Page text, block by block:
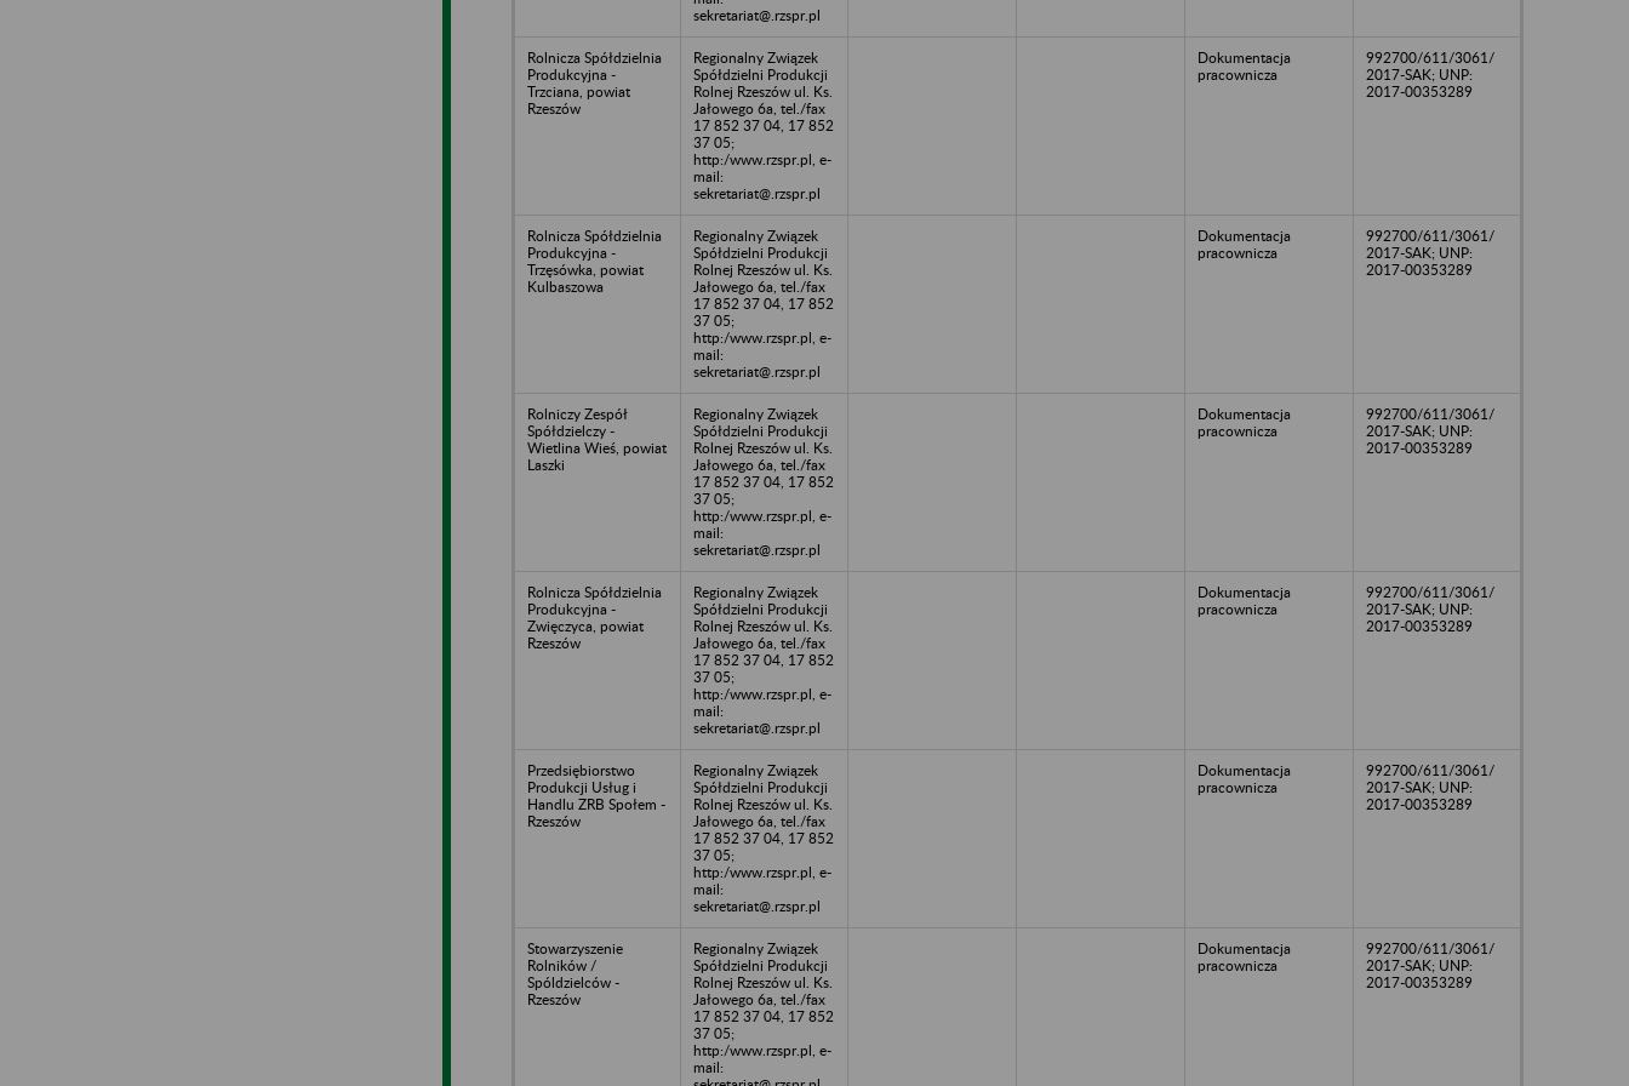
sekretariat@.rzspr.pl
Rolnicza Spółdzielnia
Produkcyjna -
Trzciana, powiat
Rzeszów
Regionalny Związek
Spółdzielni Produkcji
Rolnej Rzeszów ul. Ks.
Jałowego 6a, tel./fax
17 852 37 04, 17 852
37 05;
http:/www.rzspr.pl, e-
mail:
sekretariat@.rzspr.pl
Dokumentacja
pracownicza
992700/611/3061/
2017-SAK; UNP:
2017-00353289
Rolnicza Spółdzielnia
Produkcyjna -
Trzęsówka, powiat
Kulbaszowa
Regionalny Związek
Spółdzielni Produkcji
Rolnej Rzeszów ul. Ks.
Jałowego 6a, tel./fax
17 852 37 04, 17 852
37 05;
http:/www.rzspr.pl, e-
mail:
sekretariat@.rzspr.pl
Dokumentacja
pracownicza
992700/611/3061/
2017-SAK; UNP:
2017-00353289
Rolniczy Zespół
Spółdzielczy -
Wietlina Wieś, powiat
Laszki
Regionalny Związek
Spółdzielni Produkcji
Rolnej Rzeszów ul. Ks.
Jałowego 6a, tel./fax
17 852 37 04, 17 852
37 05;
http:/www.rzspr.pl, e-
mail:
sekretariat@.rzspr.pl
Dokumentacja
pracownicza
992700/611/3061/
2017-SAK; UNP:
2017-00353289
Rolnicza Spółdzielnia
Produkcyjna -
Zwięczyca, powiat
Rzeszów
Regionalny Związek
Spółdzielni Produkcji
Rolnej Rzeszów ul. Ks.
Jałowego 6a, tel./fax
17 852 37 04, 17 852
37 05;
http:/www.rzspr.pl, e-
mail:
sekretariat@.rzspr.pl
Dokumentacja
pracownicza
992700/611/3061/
2017-SAK; UNP:
2017-00353289
Przedsiębiorstwo
Produkcji Usług i
Handlu ZRB Społem -
Rzeszów
Regionalny Związek
Spółdzielni Produkcji
Rolnej Rzeszów ul. Ks.
Jałowego 6a, tel./fax
17 852 37 04, 17 852
37 05;
http:/www.rzspr.pl, e-
mail:
sekretariat@.rzspr.pl
Dokumentacja
pracownicza
992700/611/3061/
2017-SAK; UNP:
2017-00353289
Stowarzyszenie
Rolników /
Spóldzielców -
Rzeszów
Regionalny Związek
Spółdzielni Produkcji
Rolnej Rzeszów ul. Ks.
Jałowego 6a, tel./fax
17 852 37 04, 17 852
37 05;
http:/www.rzspr.pl, e-
mail:
Dokumentacja
pracownicza
992700/611/3061/
2017-SAK; UNP:
2017-00353289